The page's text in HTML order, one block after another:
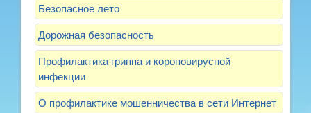
Безопасное лето
Дорожная безопасность
Профилактика гриппа и короновирусной
инфекции
О профилактике мошенничества в сети Интернет